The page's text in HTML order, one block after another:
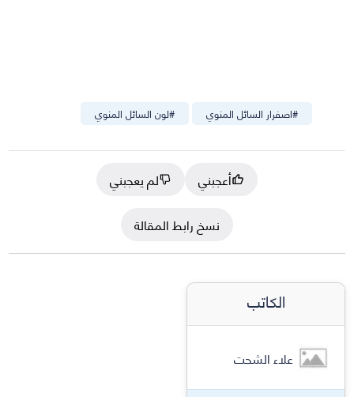
#لون السائل المنوي #اصفرار السائل المنوي
أعجبني
لم يعجبني
نسخ رابط المقالة
الكاتب
علاء الشحت